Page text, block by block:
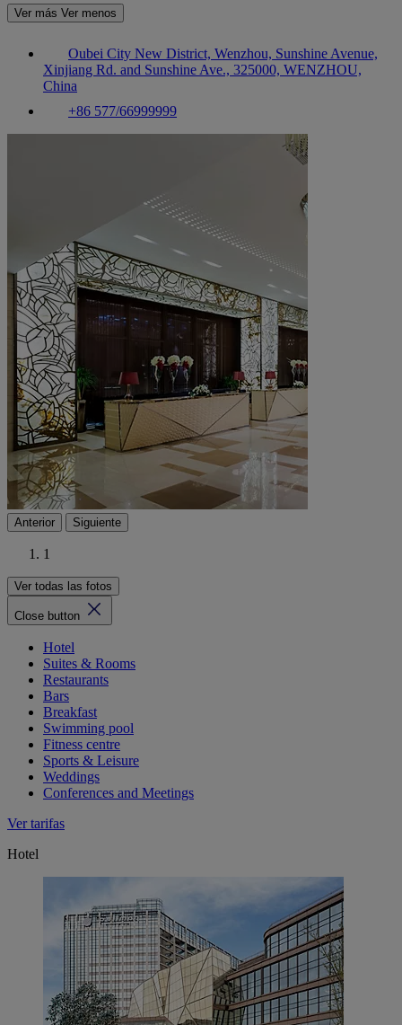
Ver más Ver menos
Oubei City New District, Wenzhou, Sunshine Avenue,
Xinjiang Rd. and Sunshine Ave., 325000, WENZHOU,
China
+86 577/66999999
Anterior Siguiente
1
Ver todas las fotos
Close button
Hotel
Suites & Rooms
Restaurants
Bars
Breakfast
Swimming pool
Fitness centre
Sports & Leisure
Weddings
Conferences and Meetings
Ver tarifas
Hotel